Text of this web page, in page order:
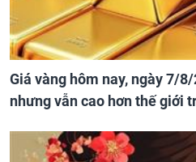
Giá vàng hôm nay, ngày 7/
nhưng vẫn cao hơn thế giới